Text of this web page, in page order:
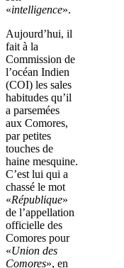
«intelligence».
Aujourd’hui, il
fait à la
Commission de
l’océan Indien
(COI) les sales
habitudes qu’il
a parsemées
aux Comores,
par petites
touches de
haine mesquine.
C’est lui qui a
chassé le mot
«République»
de l’appellation
officielle des
Comores pour
«Union des
Comores», en